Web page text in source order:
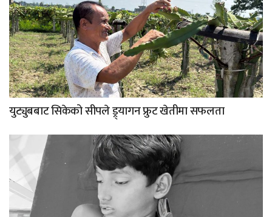
युट्युबबाट सिकेको सीपले ड्र्यागन फ्रुट खेतीमा सफलता